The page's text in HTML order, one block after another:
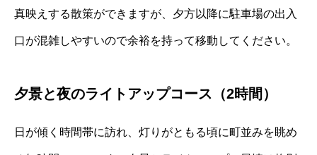
真映えする散策ができますが、夕方以降に駐車場の出入
口が混雑しやすいので余裕を持って移動してください。
夕景と夜のライトアップコース（2時間）
日が傾く時間帯に訪れ、灯りがともる頃に町並みを眺め